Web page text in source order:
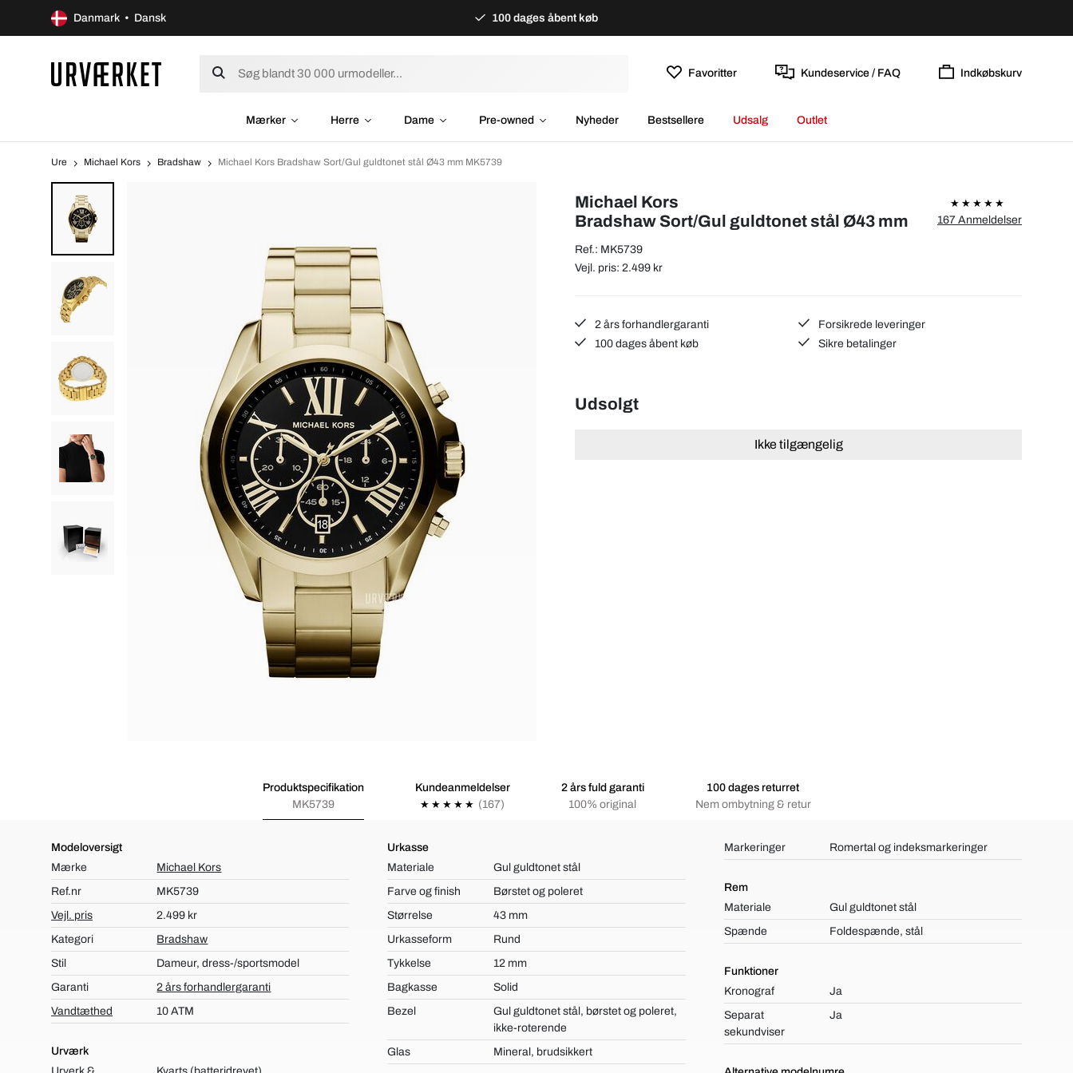
Danmark • Dansk 100 dages åbent køb
Favoritter Kundeservice / FAQ Indkøbskurv
Mærker Herre Dame Pre-owned Nyheder Bestsellere Udsalg Outlet
Ure Michael Kors Bradshaw Michael Kors Bradshaw Sort/Gul guldtonet stål Ø43 mm MK5739
Michael Kors
Bradshaw Sort/Gul guldtonet stål Ø43 mm
Ref.: MK5739
167 Anmeldelser
Vejl. pris: 2.499 kr
2 års forhandlergaranti
Forsikrede leveringer
100 dages åbent køb
Sikre betalinger
Udsolgt
Ikke tilgængelig
Produktspecifikation
MK5739
Kundeanmeldelser
(167)
2 års fuld garanti
100% original
100 dages returret
Nem ombytning & retur
Modeloversigt
Mærke
Michael Kors
Ref.nr
MK5739
Vejl. pris
2.499 kr
Kategori
Bradshaw
Stil
Dameur, dress-/sportsmodel
Garanti
2 års forhandlergaranti
Vandtæthed
10 ATM
Urværk
Urkasse
Materiale
Gul guldtonet stål
Farve og finish
Børstet og poleret
Størrelse
43 mm
Urkasseform
Rund
Tykkelse
12 mm
Bagkasse
Solid
Bezel
Gul guldtonet stål, børstet og poleret,
ikke-roterende
Glas
Mineral, brudsikkert
Markeringer Romertal og indeksmarkeringer
Rem
Materiale
Gul guldtonet stål
Spænde
Foldespænde, stål
Funktioner
Kronograf
Ja
Separat
sekundviser
Ja